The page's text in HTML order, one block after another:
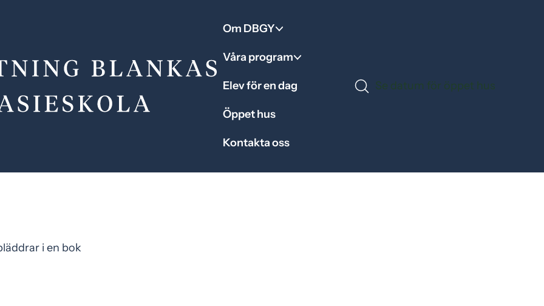
Om DBGY
Våra program
Elev för en dag
Öppet hus
Kontakta oss
Se datum för öppet hus